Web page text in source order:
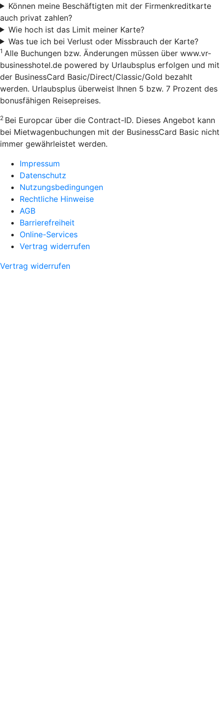
Können meine Beschäftigten mit der Firmenkreditkarte
auch privat zahlen?
Wie hoch ist das Limit meiner Karte?
Was tue ich bei Verlust oder Missbrauch der Karte?
1 Alle Buchungen bzw. Änderungen müssen über www.vr-
businesshotel.de powered by Urlaubsplus erfolgen und mit
der BusinessCard Basic/Direct/Classic/Gold bezahlt
werden. Urlaubsplus überweist Ihnen 5 bzw. 7 Prozent des
bonusfähigen Reisepreises.
2 Bei Europcar über die Contract-ID. Dieses Angebot kann
bei Mietwagenbuchungen mit der BusinessCard Basic nicht
immer gewährleistet werden.
Impressum
Datenschutz
Nutzungsbedingungen
Rechtliche Hinweise
AGB
Barrierefreiheit
Online-Services
Vertrag widerrufen
Vertrag widerrufen